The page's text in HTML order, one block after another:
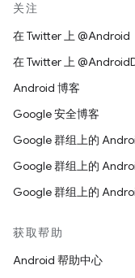
关注
在 Twitter 上 @Android
在 Twitter 上
Android 博客
Google 安全博客
Google 群组上的
Google 群组上的
Google 群组上的
获取帮助
Android 帮助中心